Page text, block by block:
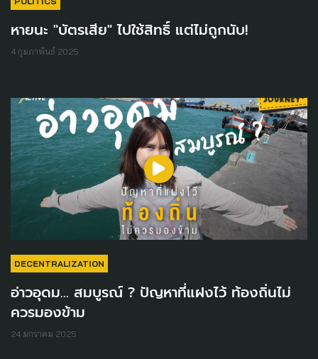
หายนะ "บัตรเสีย" ไปใช้สิทธิ์ แต่ไม่ถูกนับ!
4 กุมภาพันธ์ 2025
DECENTRALIZATION
อ่าวอุดม… สมบูรณ์ ? ปัญหาที่แฝงไว้ ท้องถิ่นไม่
ควรมองข้าม
24 มกราคม 2025